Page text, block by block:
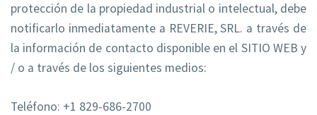
protección de la propiedad industrial o intelectual, debe
notificarlo inmediatamente a REVERIE, SRL. a través de
la información de contacto disponible en el SITIO WEB y
/ o a través de los siguientes medios:
Teléfono: +1 829-686-2700